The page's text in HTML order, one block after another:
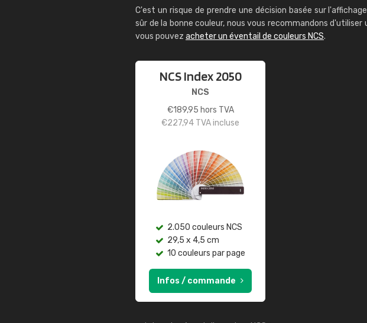
C'est un risque de prendre une décision basée sur
sûr de la bonne couleur, nous vous recommandons d'utiliser
vous pouvez acheter un éventail de couleurs NCS.
NCS Index 2050
NCS
€189,95 hors TVA
€227,94 TVA incluse
2.050 couleurs NCS
29,5 x 4,5 cm
10 couleurs par page
Infos / commande